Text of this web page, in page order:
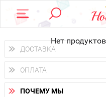
Нет
ДОСТАВКА
Доставка осуществляетсяпо
Вы можете выбрать доставку
получить заказ в пунктах
самовывоза.
ОПЛАТА
Вы можете оплатить свой
наличными деньгами (
ПОЧЕМУ МЫ